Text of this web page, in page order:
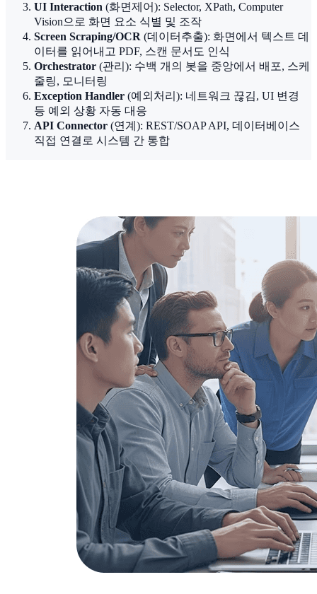
UI Interaction (화면제어): Selector, XPath, Computer
Vision으로 화면 요소 식별 및 조작
Screen Scraping/OCR (데이터추출): 화면에서 텍스트 데
이터를 읽어내고 PDF, 스캔 문서도 인식
Orchestrator (관리): 수백 개의 봇을 중앙에서 배포, 스케
줄링, 모니터링
Exception Handler (예외처리): 네트워크 끊김, UI 변경
등 예외 상황 자동 대응
API Connector (연계): REST/SOAP API, 데이터베이스
직접 연결로 시스템 간 통합